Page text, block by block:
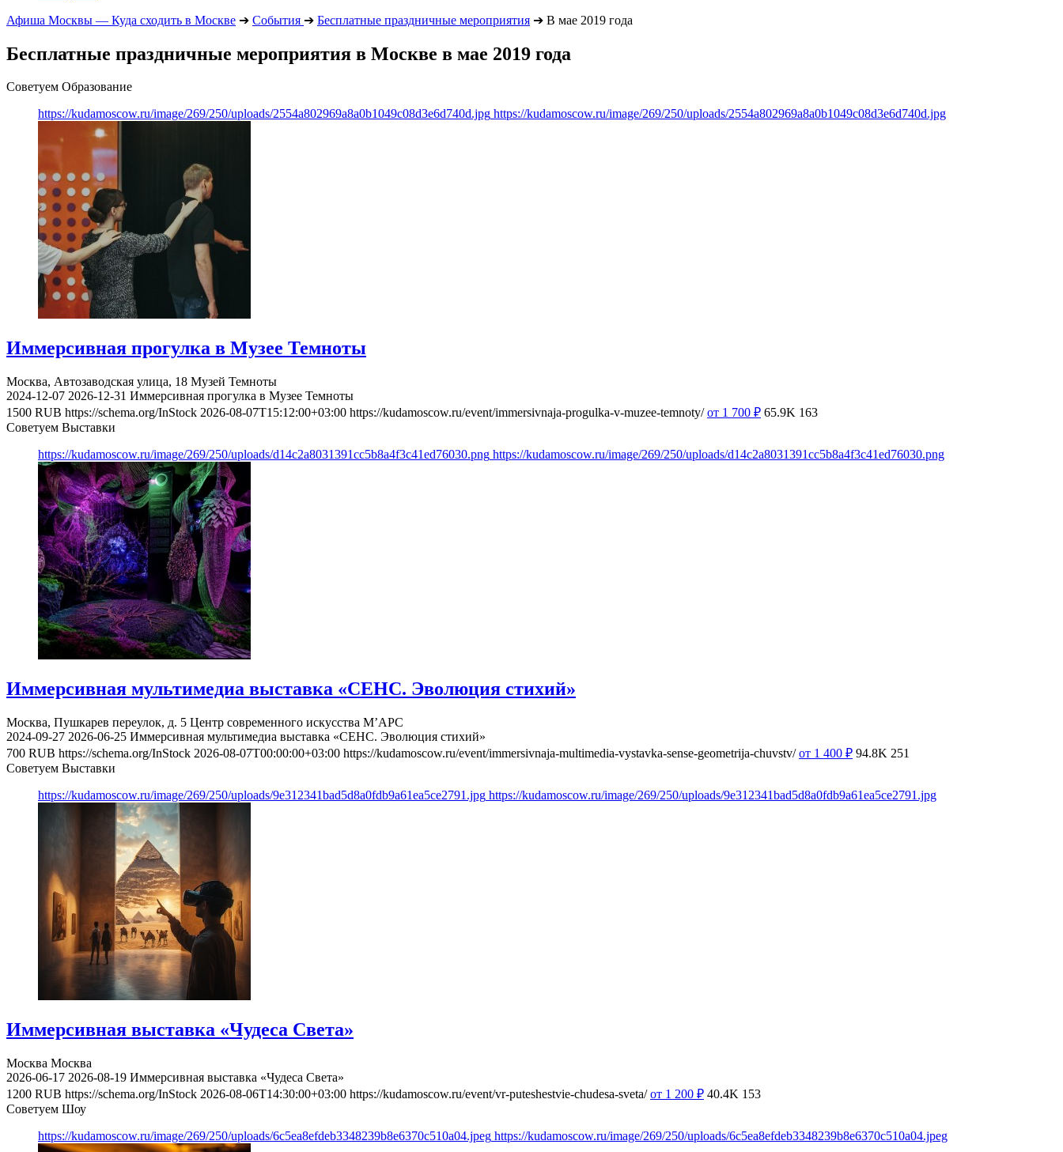
Афиша Москвы — Куда сходить в Москве ➔ События ➔ Бесплатные праздничные мероприятия ➔ В мае 2019 года
Бесплатные праздничные мероприятия в Москве в мае 2019 года
Советуем Образование
https://kudamoscow.ru/image/269/250/uploads/2554a802969a8a0b1049c08d3e6d740d.jpg https://kudamoscow.ru/image/269/250/uploads/2554a802969a8a0b1049c08d3e6d740d.jpg
Иммерсивная прогулка в Музее Темноты
Москва, Автозаводская улица, 18 Музей Темноты
2024-12-07 2026-12-31 Иммерсивная прогулка в Музее Темноты
1500 RUB https://schema.org/InStock 2026-08-07T15:12:00+03:00 https://kudamoscow.ru/event/immersivnaja-progulka-v-muzee-temnoty/ от 1 700 ₽ 65.9K 163
Советуем Выставки
https://kudamoscow.ru/image/269/250/uploads/d14c2a8031391cc5b8a4f3c41ed76030.png https://kudamoscow.ru/image/269/250/uploads/d14c2a8031391cc5b8a4f3c41ed76030.png
Иммерсивная мультимедиа выставка «СЕНС. Эволюция стихий»
Москва, Пушкарев переулок, д. 5 Центр современного искусства М’АРС
2024-09-27 2026-06-25 Иммерсивная мультимедиа выставка «СЕНС. Эволюция стихий»
700 RUB https://schema.org/InStock 2026-08-07T00:00:00+03:00 https://kudamoscow.ru/event/immersivnaja-multimedia-vystavka-sense-geometrija-chuvstv/ от 1 400 ₽ 94.8K 251
Советуем Выставки
https://kudamoscow.ru/image/269/250/uploads/9e312341bad5d8a0fdb9a61ea5ce2791.jpg https://kudamoscow.ru/image/269/250/uploads/9e312341bad5d8a0fdb9a61ea5ce2791.jpg
Иммерсивная выставка «Чудеса Света»
Москва Москва
2026-06-17 2026-08-19 Иммерсивная выставка «Чудеса Света»
1200 RUB https://schema.org/InStock 2026-08-06T14:30:00+03:00 https://kudamoscow.ru/event/vr-puteshestvie-chudesa-sveta/ от 1 200 ₽ 40.4K 153
Советуем Шоу
https://kudamoscow.ru/image/269/250/uploads/6c5ea8efdeb3348239b8e6370c510a04.jpeg https://kudamoscow.ru/image/269/250/uploads/6c5ea8efdeb3348239b8e6370c510a04.jpeg